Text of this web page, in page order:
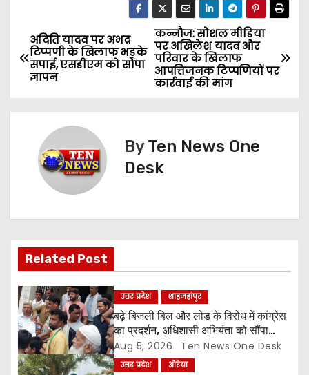
P
o
v
i
g
a
t
i
कन्नौज: सोशल मीडिया
पर अखिलेश यादव और
परिवार के खिलाफ
आपत्तिजनक टिप्पणियों पर
कार्रवाई की मांग
अदिति यादव पर अभद्र
टिप्पणी के खिलाफ भड़के
सपाई, एसडीएम को सौंपा
ज्ञापन
ByTen News One
Desk
Related Post
उत्तर प्रदेश शाहजहांपुर
बढ़े बिजली बिल और लोड के विरोध में कांग्रेस
का प्रदर्शन, अधिशासी अभियंता को सौंपा
ज्ञापन
Aug 5, 2026 Ten News One Desk
उत्तर प्रदेश औरेया